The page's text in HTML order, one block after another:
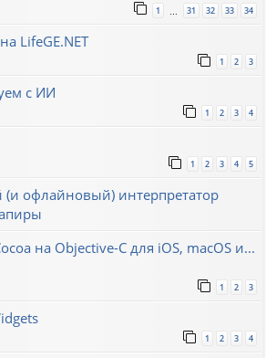
1 31 32 33 34
LifeGE.NET
1 2 3
с ИИ
1 2 3 4
1 2 3 4 5
офлайновый) интерпретатор
на Objective-C для iOS, macOS и...
1 2 3
1 2 3 4